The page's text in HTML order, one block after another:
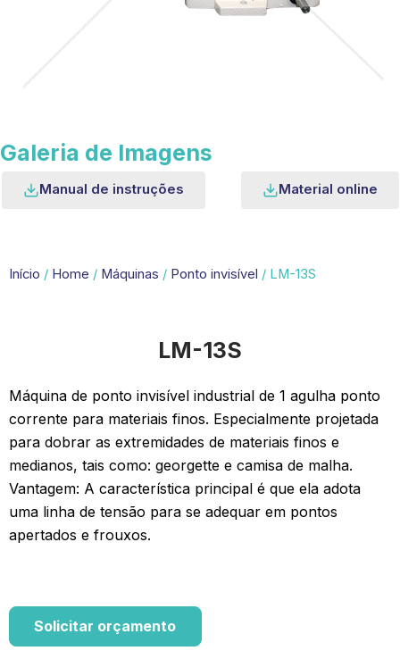
Galeria de Imagens
Manual de instruções Material online
Início / Home / Máquinas / Ponto invisível / LM-13S
LM-13S
Máquina de ponto invisível industrial de 1 agulha ponto
corrente para materiais finos. Especialmente projetada
para dobrar as extremidades de materiais finos e
medianos, tais como: georgette e camisa de malha.
Vantagem: A característica principal é que ela adota
uma linha de tensão para se adequar em pontos
apertados e frouxos.
Solicitar orçamento